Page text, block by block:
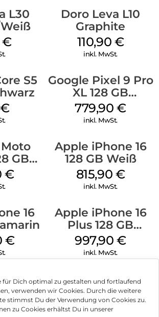
für Dich optimal zu gestalten und fortlaufend
verwenden wir Cookies. Durch die weitere
stimmst Du der Verwendung von Cookies zu.
zu Cookies erhältst Du in unserer
L30
€
Doro Leva L10
Graphite
110,90 €
inkl. MwSt.
S5
€
Google Pixel 9 Pro
XL 128 GB
Obsidian
779,90€
inkl. MwSt.
GB
€
Apple iPhone 16
128 GB Weiß
815,90 €
inkl. MwSt.
16
€
Apple iPhone 16
Plus 128 GB
Schwarz
997,90€
inkl. MwSt.